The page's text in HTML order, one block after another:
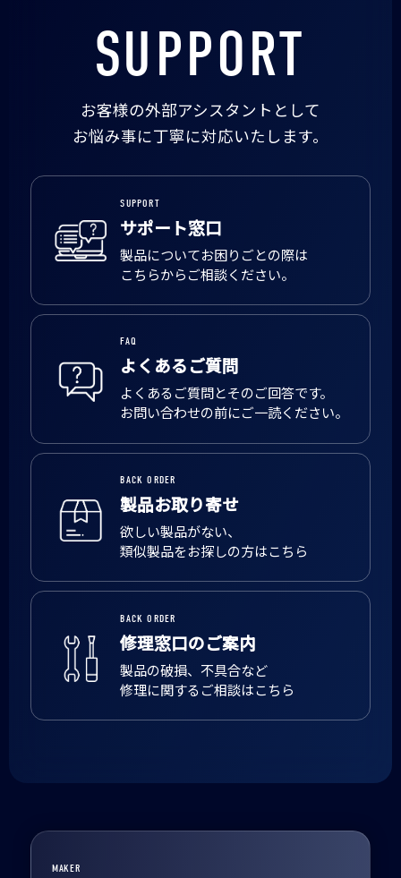
SUPPORT
お客様の外部アシスタントとして
お悩み事に丁寧に対応いたします。
SUPPORT
サポート窓口
製品についてお困りごとの際は
こちらからご相談ください。
FAQ
よくあるご質問
よくあるご質問とそのご回答です。
お問い合わせの前にご一読ください。
BACK ORDER
製品お取り寄せ
欲しい製品がない、
類似製品をお探しの方はこちら
BACK ORDER
修理窓口のご案内
製品の破損、不具合など
修理に関するご相談はこちら
MAKER